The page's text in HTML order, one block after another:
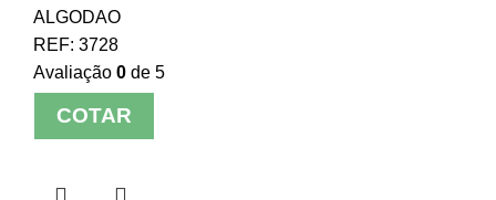
ALGODAO
REF: 3728
Avaliação 0 de 5
COTAR